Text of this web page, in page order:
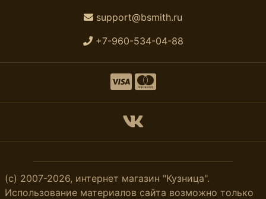
support@bsmith.ru
+7-960-534-04-88
(с) 2007-2026, интернет магазин "Кузница".
Использование материалов сайта возможно только